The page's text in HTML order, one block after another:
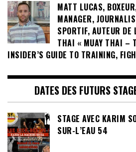
MATT LUCAS,
MANAGER,
SPORTIF, AUTEUR DE
THAI « MUAY THAI –
INSIDER’S GUIDE TO TRAINING,
DATES DES FUTURS
STAGE AVEC KARIM
SUR-L’EAU 54